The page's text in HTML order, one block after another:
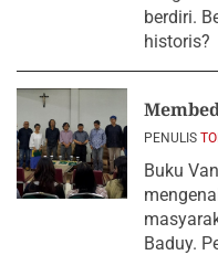
berdiri.
historis?
PENULIS
Buku
Baduy.